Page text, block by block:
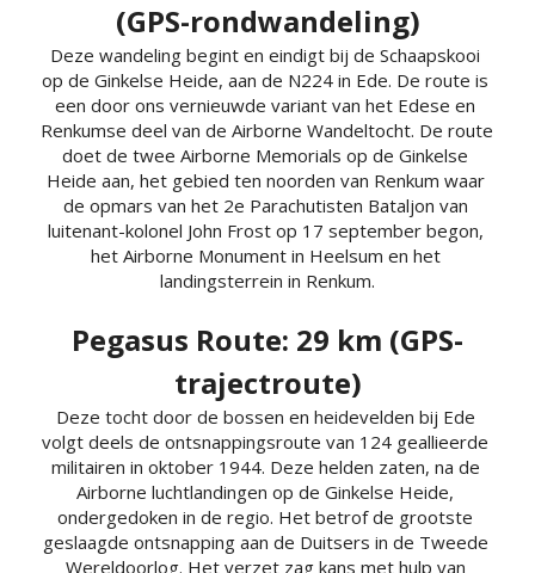
(GPS-rondwandeling)
Deze wandeling begint en eindigt bij de Schaapskooi
op de Ginkelse Heide, aan de N224 in Ede. De route is
een door ons vernieuwde variant van het Edese en
Renkumse deel van de Airborne Wandeltocht. De route
doet de twee Airborne Memorials op de Ginkelse
Heide aan, het gebied ten noorden van Renkum waar
de opmars van het 2e Parachutisten Bataljon van
luitenant-kolonel John Frost op 17 september begon,
het Airborne Monument in Heelsum en het
landingsterrein in Renkum.
Pegasus Route: 29 km (GPS-
trajectroute)
Deze tocht door de bossen en heidevelden bij Ede
volgt deels de ontsnappingsroute van 124 geallieerde
militairen in oktober 1944. Deze helden zaten, na de
Airborne luchtlandingen op de Ginkelse Heide,
ondergedoken in de regio. Het betrof de grootste
geslaagde ontsnapping aan de Duitsers in de Tweede
Wereldoorlog. Het verzet zag kans met hulp van